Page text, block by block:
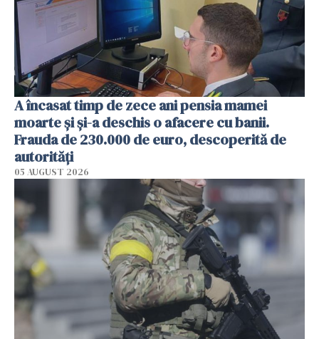
A încasat timp de zece ani pensia mamei
moarte și și-a deschis o afacere cu banii.
Frauda de 230.000 de euro, descoperită de
autorități
05 AUGUST 2026